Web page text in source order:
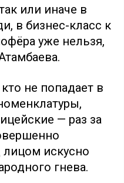
или иначе в
в бизнес-класс к
уже нельзя,
не попадает в
— раз за
искусно
гнева.